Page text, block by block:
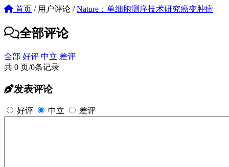
首页 /用户评论 / Nature：单细胞测序技术研究癌变肿瘤
全部评论
全部 好评 中立 差评
共 0 页/0条记录
发表评论
好评 中立 差评